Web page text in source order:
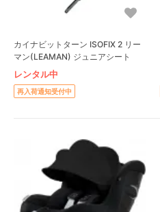
カイナビットターン ISOFIX 2 リー
マン(LEAMAN) ジュニアシート
レンタル中
再入荷通知受付中